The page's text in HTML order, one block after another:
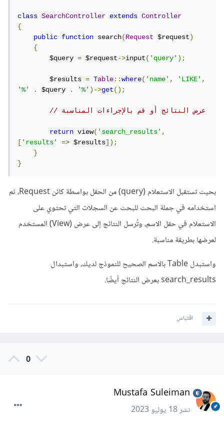
class SearchController extends
Controller
{
public
function search(Request $request)
{
        $query
= $request->input('query');
        $results
= Table::where('name', 'LIKE',
'%'
. $query . '%')->get();
// عرض النتائج أو قم بالإجراءات المناسبة
return view('search_results',
['results' => $results]);
}
}
بحيث تستقبل الاستعلام (query) من الحقل بواسطة كائن Request، ثم
استخدامه في جملة البحث للبحث عن السجلات التي تحتوي على
الاستعلام في حقل الاسم، وتُرسل النتائج إلى عرض (View) المستخدم
لعرضها بطريقة مناسبة.
واستبدل Table بالاسم الصحيح للنموذج لديك، واستبدال
search_results بعرض النتائج أيضًا.
اقتباس
0
Mustafa Suleiman
نشر18 يوليو 2023